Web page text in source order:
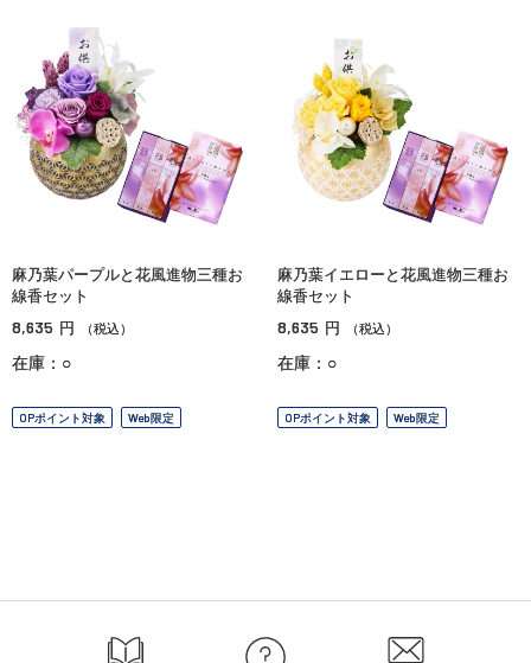
麻乃葉パープルと花風進物三種お
線香セット
8,635 円 （税込）
在庫：○
OPポイント対象 Web限定
麻乃葉イエローと花風進物三種お
線香セット
8,635 円 （税込）
在庫：○
OPポイント対象 Web限定